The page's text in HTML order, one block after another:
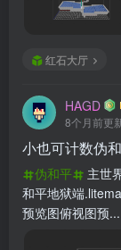
红石大厅
HAGD
8个月前更
小也可计数伪
伪和平
主世
和平地狱端
预览图俯视图预...